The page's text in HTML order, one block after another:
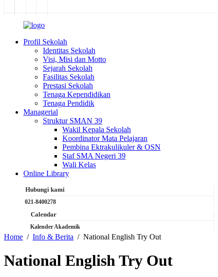
Profil Sekolah
Identitas Sekolah
Visi, Misi dan Motto
Sejarah Sekolah
Fasilitas Sekolah
Prestasi Sekolah
Tenaga Kependidikan
Tenaga Pendidik
Managerial
Struktur SMAN 39
Wakil Kepala Sekolah
Koordinator Mata Pelajaran
Pembina Ektrakulikuler & OSN
Staf SMA Negeri 39
Wali Kelas
Online Library
Hubungi kami
021-8400278
Calendar
Kalender Akademik
Home Info & Berita National English Try Out
National English Try Out